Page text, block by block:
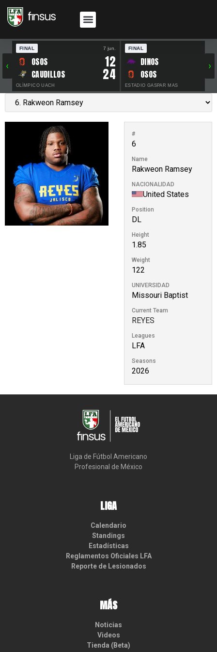
‹
FINAL 7 jun.
OSOS 12
CAUDILLOS 24
OLÍMPICO UACH
FINAL
DINOS
OSOS
ESTADIO GASPAR MAS
›
#
6
Name
Rakweon Ramsey
NACIONALIDAD
United States
Position
DL
Height
1.85
Weight
122
UNIVERSIDAD
Missouri Baptist
Current Team
REYES
Leagues
LFA
Seasons
2026
Liga de Fútbol Americano
Profesional de México
LIGA
Calendario
Standings
Estadísticas
Reglamentos Oficiales LFA
Reporte de Lesionados
MÁS
Noticias
Videos
Tienda (Beta)